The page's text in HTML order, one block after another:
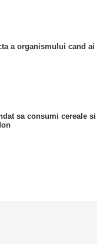
a organismului cand ai
sa consumi cereale si